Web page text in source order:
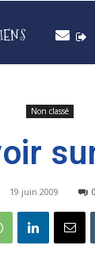
Non classé
19 juin 2009 0